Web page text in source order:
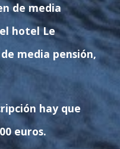
de media
hotel Le
media pensión,
hay que
euros.